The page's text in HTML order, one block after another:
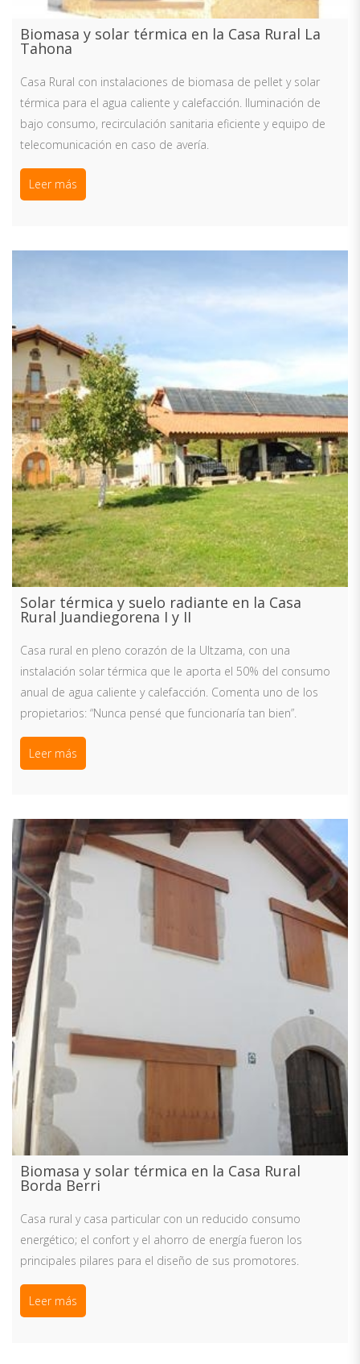
Biomasa y solar térmica en la Casa Rural La
Tahona
Casa Rural con instalaciones de biomasa de pellet y solar
térmica para el agua caliente y calefacción. Iluminación de
bajo consumo, recirculación sanitaria eficiente y equipo de
telecomunicación en caso de avería.
Leer más
Solar térmica y suelo radiante en la Casa
Rural Juandiegorena I y II
Casa rural en pleno corazón de la Ultzama, con una
instalación solar térmica que le aporta el 50% del consumo
anual de agua caliente y calefacción. Comenta uno de los
propietarios: “Nunca pensé que funcionaría tan bien”.
Leer más
Biomasa y solar térmica en la Casa Rural
Borda Berri
Casa rural y casa particular con un reducido consumo
energético; el confort y el ahorro de energía fueron los
principales pilares para el diseño de sus promotores.
Leer más